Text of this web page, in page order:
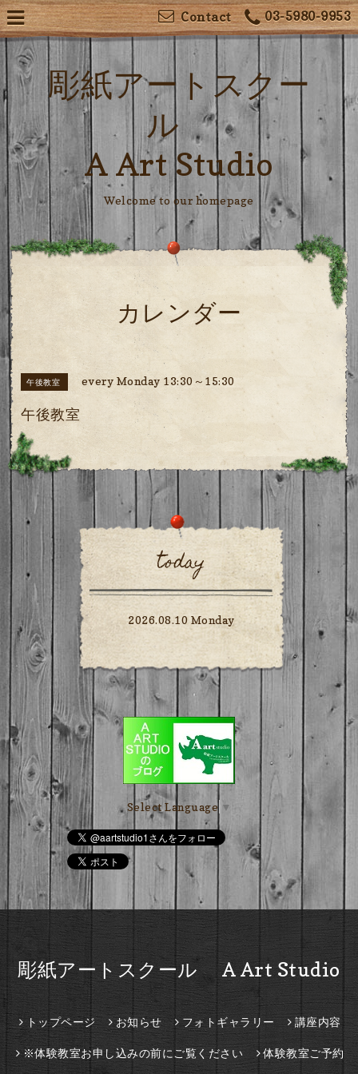
03-5980-9953
Contact
彫紙アートスクー
ル
A Art Studio
Welcome to our homepage
カレンダー
午後教室 every Monday 13:30～15:30
午後教室
today
2026.08.10 Monday
Select Language ▼
彫紙アートスクール A Art Studio
トップページ お知らせ フォトギャラリー 講座内容
※体験教室お申し込みの前にご覧ください 体験教室ご予約